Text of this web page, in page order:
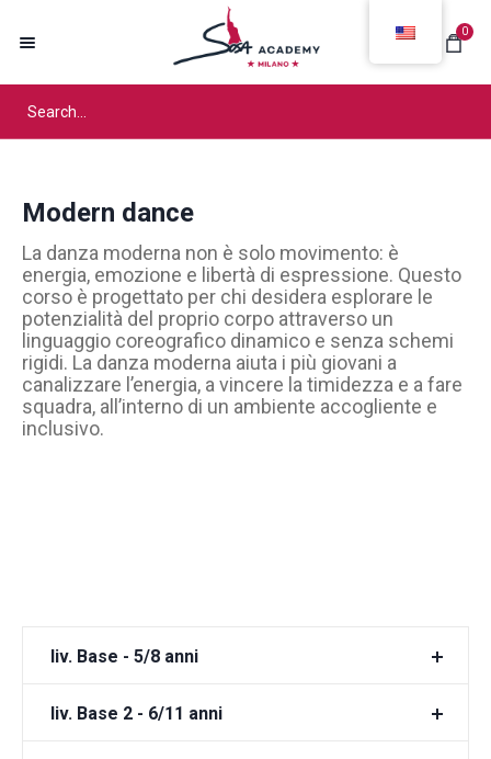
0
Modern dance
La danza moderna non è solo movimento: è
energia, emozione e libertà di espressione. Questo
corso è progettato per chi desidera esplorare le
potenzialità del proprio corpo attraverso un
linguaggio coreografico dinamico e senza schemi
rigidi. La danza moderna aiuta i più giovani a
canalizzare l’energia, a vincere la timidezza e a fare
squadra, all’interno di un ambiente accogliente e
inclusivo.
liv. Base - 5/8 anni
liv. Base 2 - 6/11 anni